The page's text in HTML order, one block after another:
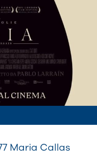
Maria Callas